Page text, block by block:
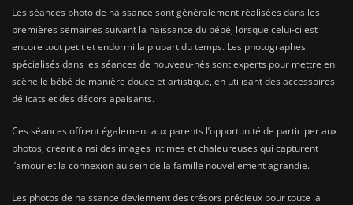
Les séances photo de naissance sont généralement réalisées dans les
premières semaines suivant la naissance du bébé, lorsque celui-ci est
encore tout petit et endormi la plupart du temps. Les photographes
spécialisés dans les séances de nouveau-nés sont experts pour mettre en
scène le bébé de manière douce et artistique, en utilisant des accessoires
délicats et des décors apaisants.
Ces séances offrent également aux parents l’opportunité de participer aux
photos, créant ainsi des images intimes et chaleureuses qui capturent
l’amour et la connexion au sein de la famille nouvellement agrandie.
Les photos de naissance deviennent des trésors précieux pour toute la